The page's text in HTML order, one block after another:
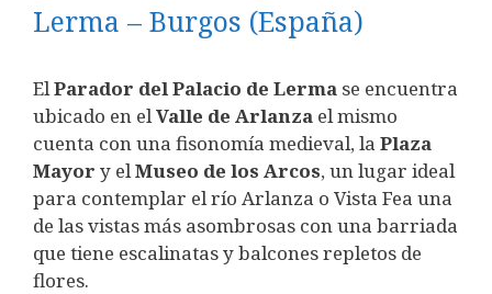
Lerma – Burgos (España)
El Parador del Palacio de Lerma se encuentra
ubicado en el Valle de Arlanza el mismo
cuenta con una fisonomía medieval, la Plaza
Mayor y el Museo de los Arcos, un lugar ideal
para contemplar el río Arlanza o Vista Fea una
de las vistas más asombrosas con una barriada
que tiene escalinatas y balcones repletos de
flores.